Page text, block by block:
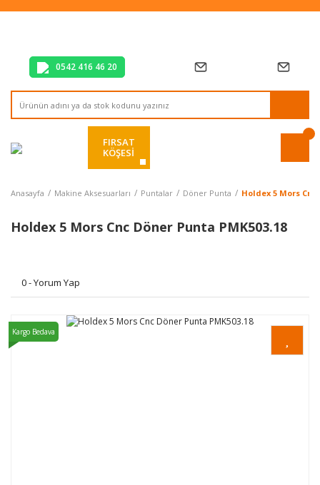
Tüm Alışverişlerde Vade Farksız 2 Taksit!
0542 416 46 20
FIRSAT
KÖŞESİ
Anasayfa Makine Aksesuarları Puntalar Döner Punta Holdex 5 Mors Cnc
Holdex 5 Mors Cnc Döner Punta PMK503.18
0 - Yorum Yap
Kargo Bedava